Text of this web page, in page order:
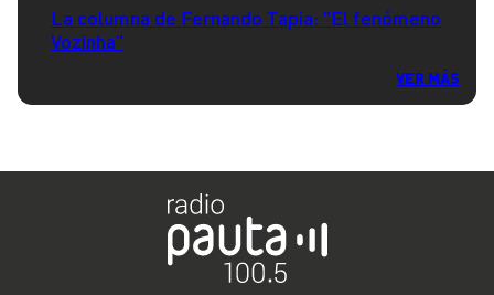
La columna de Fernando Tapia: "El fenómeno
Vozinha"
VER MÁS